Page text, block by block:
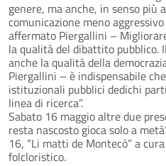
genere, ma anche, in senso più
comunicazione meno
affermato Piergallini –
la qualità del dibattito pubblico.
anche la qualità della
Piergallini – è indispensabile
istituzionali pubblici dedichi
linea di ricerca”.
Sabato 16 maggio altre due
resta nascosto gioca solo a
16, “Li matti de Montecò” a
folcloristico.